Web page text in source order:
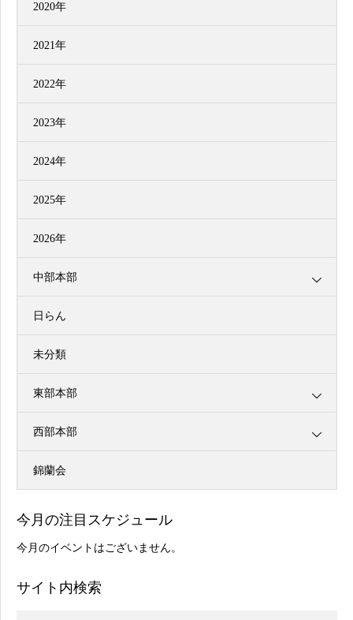
2020年
2021年
2022年
2023年
2024年
2025年
2026年
中部本部
日らん
未分類
東部本部
西部本部
錦蘭会
今月の注目スケジュール
今月のイベントはございません。
サイト内検索